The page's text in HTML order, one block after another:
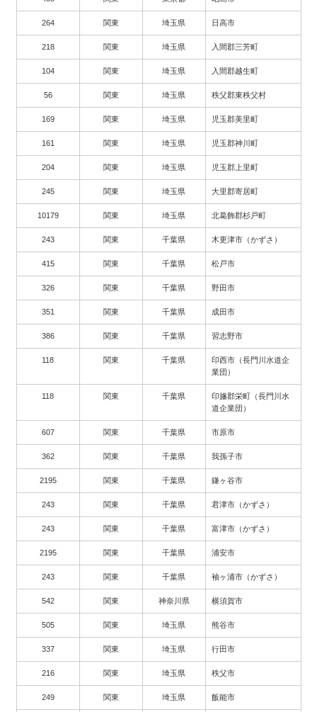
264 関東 埼玉県 日高市
218 関東 埼玉県 入間郡三芳町
104 関東 埼玉県 入間郡越生町
56 関東 埼玉県 秩父郡東秩父村
169 関東 埼玉県 児玉郡美里町
161 関東 埼玉県 児玉郡神川町
204 関東 埼玉県 児玉郡上里町
245 関東 埼玉県 大里郡寄居町
10179 関東 埼玉県 北葛飾郡杉戸町
243 関東 千葉県 木更津市（かずさ）
415 関東 千葉県 松戸市
326 関東 千葉県 野田市
351 関東 千葉県 成田市
386 関東 千葉県 習志野市
118 関東 千葉県
印西市（長門川水道企
業団）
118 関東 千葉県
印旛郡栄町（長門川水
道企業団）
607 関東 千葉県 市原市
362 関東 千葉県 我孫子市
2195 関東 千葉県 鎌ヶ谷市
243 関東 千葉県 君津市（かずさ）
243 関東 千葉県 富津市（かずさ）
2195 関東 千葉県 浦安市
243 関東 千葉県 袖ヶ浦市（かずさ）
542 関東 神奈川県 横須賀市
505 関東 埼玉県 熊谷市
337 関東 埼玉県 行田市
216 関東 埼玉県 秩父市
249 関東 埼玉県 飯能市